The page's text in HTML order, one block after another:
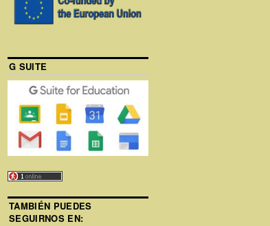
G SUITE
TAMBIÉN PUEDES
SEGUIRNOS EN: